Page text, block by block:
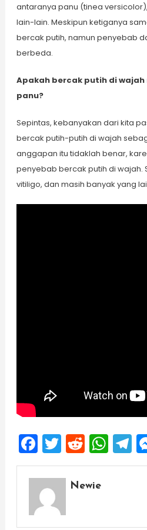
antaranya panu (tinea
lain-lain. Meskipun ketiganya
bercak putih, namun penyebab
berbeda.
Apakah bercak putih di
panu?
Sepintas, kebanyakan dari kita
bercak putih-putih di wajah
anggapan itu tidaklah benar,
penyebab bercak putih di wajah.
vitiligo, dan masih banyak yang
Facebook
Twitter
Reddit
Newie